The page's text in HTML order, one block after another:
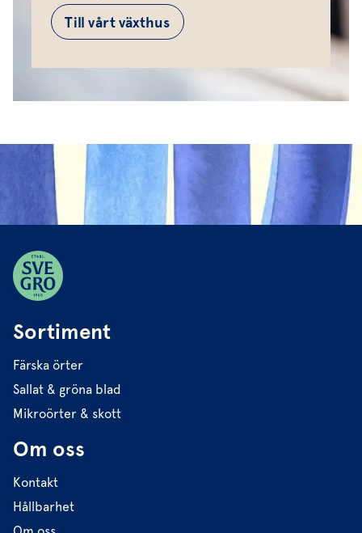
Till vårt växthus
Sortiment
Färska örter
Sallat & gröna blad
Mikroörter & skott
Om oss
Kontakt
Hållbarhet